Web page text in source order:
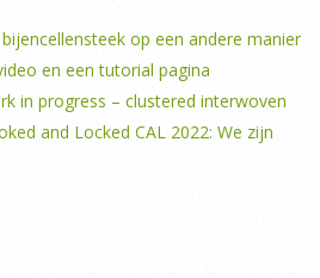
op een andere manier
en een tutorial pagina
in progress – clustered interwoven
and Locked CAL 2022: We zijn